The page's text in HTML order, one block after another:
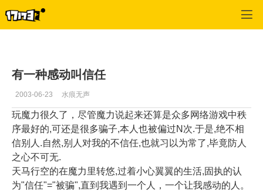
有一种感动叫信任
2003-06-23 水痕无声
玩魔力很久了，尽管魔力说起来还算是众多网络游戏中秩
序最好的,可还是很多骗子,本人也被偏过N次.于是,绝不相
信别人.自然,别人对我的不信任,也就习以为常了,毕竟防人
之心不可无.
天马行空的在魔力里转悠,过着小心翼翼的生活,固执的认
为"信任"="被骗",直到我遇到一个人，一个让我感动的人。